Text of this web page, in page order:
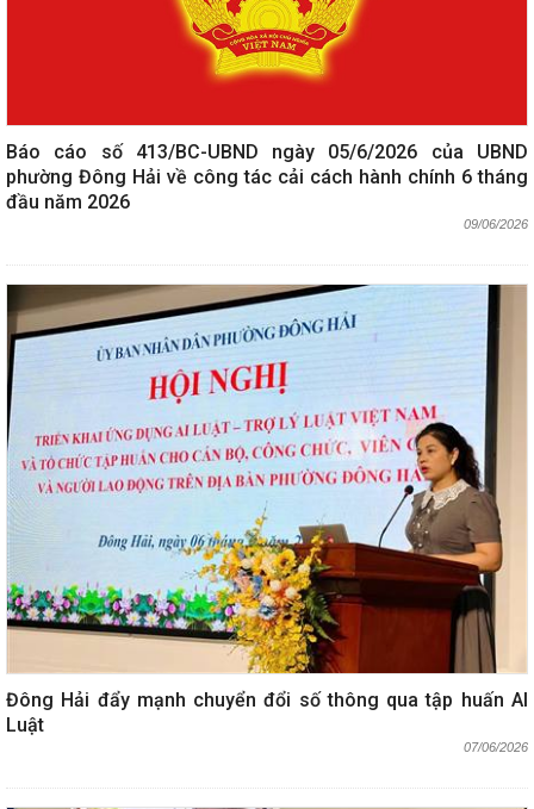
Báo cáo số 413/BC-UBND ngày 05/6/2026 của UBND
phường Đông Hải về công tác cải cách hành chính 6 tháng
đầu năm 2026
09/06/2026
Đông Hải đẩy mạnh chuyển đổi số thông qua tập huấn AI
Luật
07/06/2026